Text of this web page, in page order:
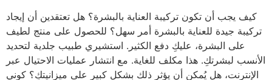
كيف يجب أن تكون تركيبة العناية بالبشرة؟ هل تعتقدين أن إيجاد
تركيبة جيدة للعناية بالبشرة أمر سهل؟ للحصول على منتج لطيف
على البشرة، عليكِ دفع الكثير. استشيري طبيب جلدية لتحديد
الأنسب لبشرتكِ. هذا مكلف للغاية. مع انتشار عمليات الاحتيال عبر
الإنترنت، هل يُمكن أن يؤثر ذلك بشكل كبير على ميزانيتكِ؟ كوني